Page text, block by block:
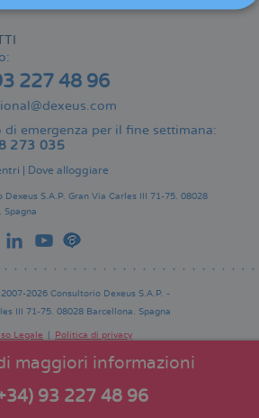
maggiori informazioni
93 227 48 96
227 48 96
di emergenza per il fine settimana:
273 035
| Dove alloggiare
Dexeus S.A.P. Gran Via Carles III 71-75. 08028
Spagna
2026 Consultorio Dexeus S.A.P. -
III 71-75. 08028 Barcellona. Spagna
Legale
Politica di privacy